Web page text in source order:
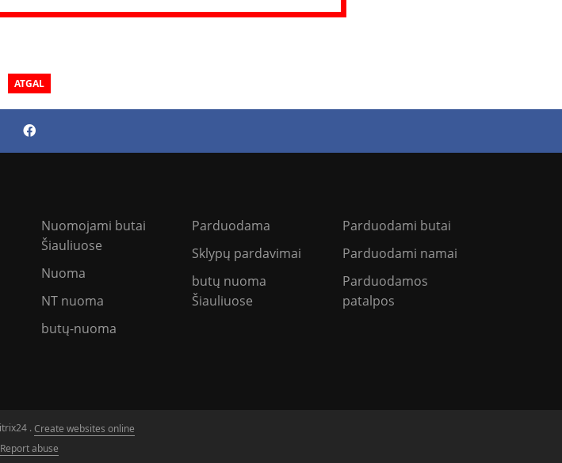
ATGAL
Nuomojami butai
Šiauliuose
Nuoma
NT nuoma
butų-nuoma
Parduodama
Sklypų pardavimai
butų nuoma
Šiauliuose
Parduodami butai
Parduodami namai
Parduodamos
patalpos
.Create websites online
Report abuse